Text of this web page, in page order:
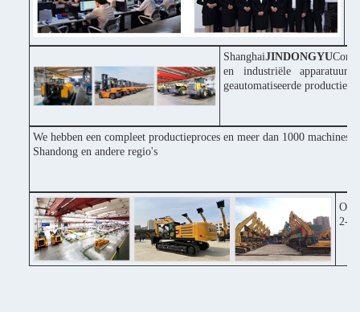
ShanghaiJINDONGYU
en industriële
geautomatiseerde
We hebben een compleet productieproces en meer dan 1000
Shandong en andere regio's
2-3